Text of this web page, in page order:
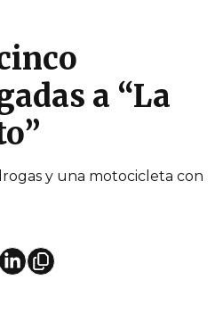
a “La
y una motocicleta con